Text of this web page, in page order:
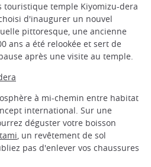
touristique temple Kiyomizu-dera
d'inaugurer un nouvel
pittoresque, une ancienne
ans a été relookée et sert de
après une visite au temple.
à mi-chemin entre habitat
international. Sur une
déguster votre boisson
, un revêtement de sol
pas d'enlever vos chaussures